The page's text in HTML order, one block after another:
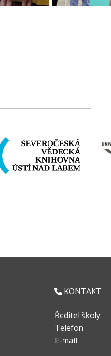
KONTAKT
Ředitel školy
Telefon
E-mail